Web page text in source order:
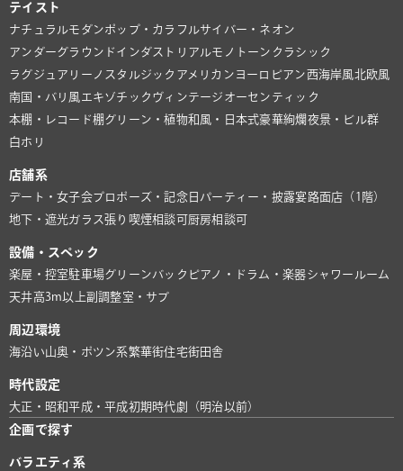
テイスト
ナチュラルモダンポップ・カラフルサイバー・ネオン
アンダーグラウンド インダストリアルモノトーン クラシック
ラグジュアリー ノスタルジック アメリカン ヨーロピアン 西海岸風北欧風
南国・バリ風 エキゾチック ヴィンテージ オーセンティック
本棚・レコード棚グリーン・植物和風・日本式豪華絢爛夜景・ビル群
白ホリ
店舗系
デート・女子会プロポーズ・記念日 パーティー・披露宴路面店（1階）
地下・遮光ガラス張り 喫煙相談可 厨房相談可
設備・スペック
楽屋・控室駐車場グリーンバック ピアノ・ドラム・楽器シャワールーム
天井高3m以上副調整室・サブ
周辺環境
海沿い山奥・ポツン系繁華街住宅街田舎
時代設定
大正・昭和平成・平成初期時代劇（明治以前）
企画で探す
バラエティ系